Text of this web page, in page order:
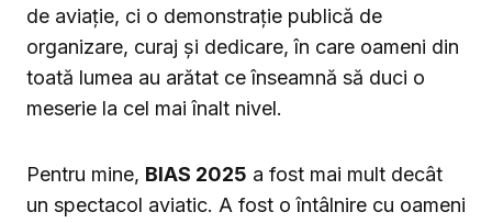
de aviație, ci o demonstrație publică de
organizare, curaj și dedicare, în care oameni din
toată lumea au arătat ce înseamnă să duci o
meserie la cel mai înalt nivel.
Pentru mine, BIAS 2025 a fost mai mult decât
un spectacol aviatic. A fost o întâlnire cu oameni